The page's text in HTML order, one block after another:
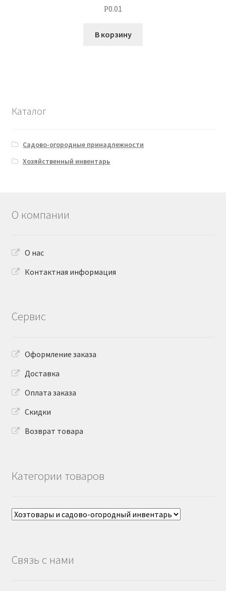
Р0.01
В корзину
Каталог
Садово-огородные принадлежности
Хозяйственный инвентарь
О компании
О нас
Контактная информация
Сервис
Оформление заказа
Доставка
Оплата заказа
Скидки
Возврат товара
Категории товаров
Связь с нами